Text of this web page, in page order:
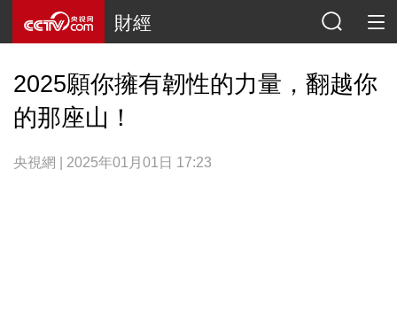
財經
2025願你擁有韌性的力量，翻越你
的那座山！
央視網 | 2025年01月01日 17:23